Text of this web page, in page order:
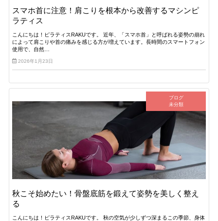
スマホ首に注意！肩こりを根本から改善するマシンピ
ラティス
こんにちは！ピラティスRAKUです。 近年、「スマホ首」と呼ばれる姿勢の崩れ
によって肩こりや首の痛みを感じる方が増えています。長時間のスマートフォン
使用で、自然…
2026年1月23日
ブログ
未分類
秋こそ始めたい！骨盤底筋を鍛えて姿勢を美しく整え
る
こんにちは！ピラティスRAKUです。 秋の空気が少しずつ深まるこの季節、身体